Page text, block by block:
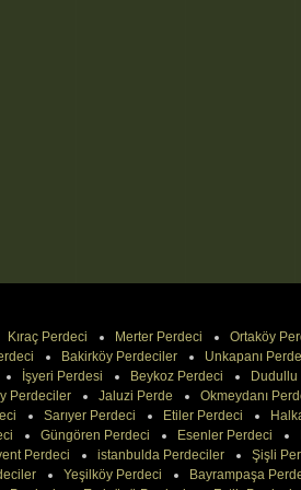
Kıraç Perdeci Merter Perdeci Ortaköy
Bakirköy Perdeciler Unkapanı
İşyeri Perdesi Beykoz Perdeci Dudullu
Perdeciler Jaluzi Perde Okmeydanı
Sarıyer Perdeci Etiler Perdeci
Güngören Perdeci Esenler Perdeci
Perdeci istanbulda Perdeciler Şişli
Yeşilköy Perdeci Bayrampaşa